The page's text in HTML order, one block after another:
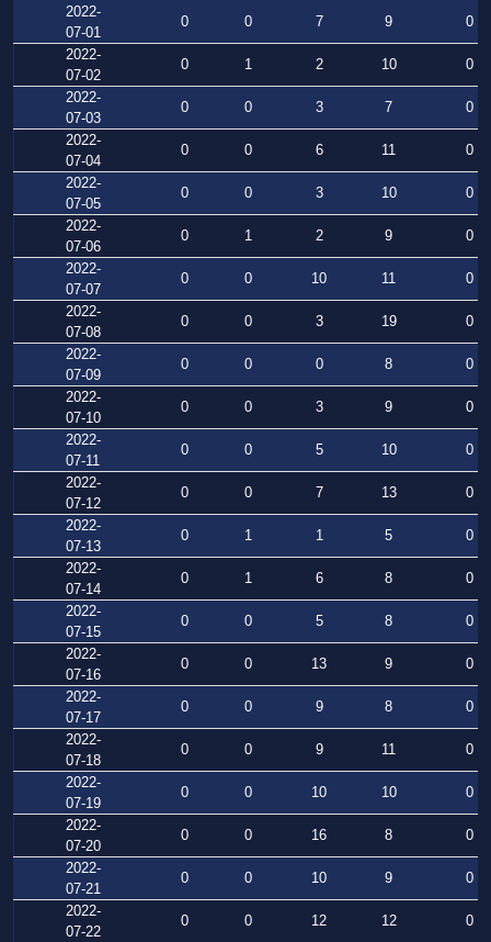
2022-
07-01
0 0 7 9
0
2022-
07-02
0 1 2 10
0
2022-
07-03
0 0 3 7
0
2022-
07-04
0 0 6 11
0
2022-
07-05
0 0 3 10
0
2022-
07-06
0 1 2 9
0
2022-
07-07
0 0 10 11
0
2022-
07-08
0 0 3 19
0
2022-
07-09
0 0 0 8
0
2022-
07-10
0 0 3 9
0
2022-
07-11
0 0 5 10
0
2022-
07-12
0 0 7 13
0
2022-
07-13
0 1 1 5
0
2022-
07-14
0 1 6 8
0
2022-
07-15
0 0 5 8
0
2022-
07-16
0 0 13 9
0
2022-
07-17
0 0 9 8
0
2022-
07-18
0 0 9 11
0
2022-
07-19
0 0 10 10
0
2022-
07-20
0 0 16 8
0
2022-
07-21
0 0 10 9
0
2022-
07-22
0 0 12 12
0